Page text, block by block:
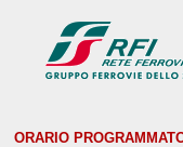
ORARIO